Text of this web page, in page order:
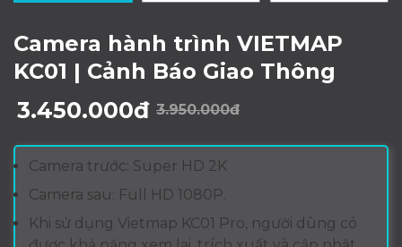
Camera hành trình VIETMAP
KC01 | Cảnh Báo Giao Thông
3.450.000đ 3.950.000đ
Camera trước: Super HD 2K
Camera sau: Full HD 1080P.
Khi sử dụng Vietmap KC01 Pro, người dùng có